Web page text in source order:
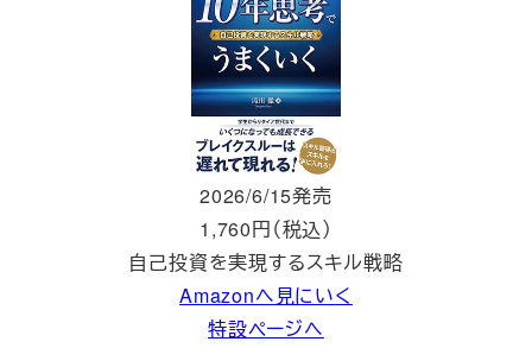
2026/6/15発売
1,760円（税込）
自己投資を実現するスキル戦略
Amazonへ見にいく
特設ページへ